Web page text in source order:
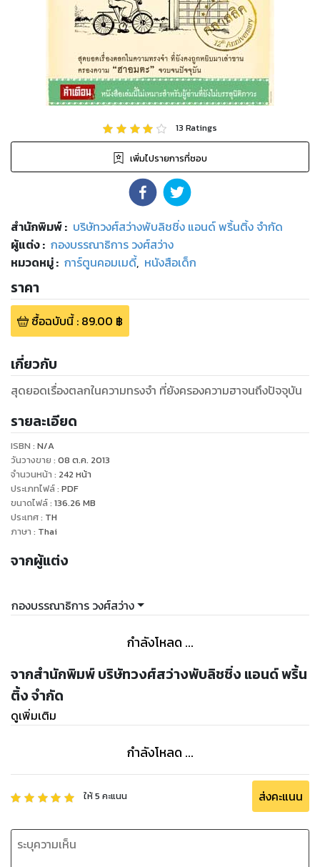
13 Ratings
เพิ่มไปรายการที่ชอบ
สำนักพิมพ์: บริษัทวงศ์สว่างพับลิชชิ่ง แอนด์ พริ้นติ้ง จำกัด
ผู้แต่ง : กองบรรณาธิการ วงศ์สว่าง
หมวดหมู่: การ์ตูนคอมเมดี้, หนังสือเด็ก
ราคา
ซื้อฉบับนี้: 89.00 ฿
เกี่ยวกับ
สุดยอดเรื่องตลกในความทรงจำ ที่ยังครองความฮาจนถึงปัจจุบัน
รายละเอียด
ISBN : N/A
วันวางขาย : 08 ต.ค. 2013
จำนวนหน้า : 242 หน้า
ประเภทไฟล์: PDF
ขนาดไฟล์: 136.26 MB
ประเทศ: TH
ภาษา : Thai
จากผู้แต่ง
กองบรรณาธิการ วงศ์สว่าง
กำลังโหลด ...
จากสำนักพิมพ์ บริษัทวงศ์สว่างพับลิชชิ่ง แอนด์ พริ้น
ติ้ง จำกัด
ดูเพิ่มเติม
กำลังโหลด ...
ให้5 คะแนน ส่งคะแนน